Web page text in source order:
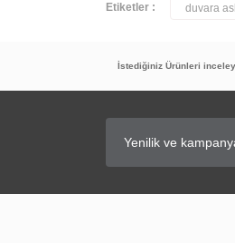
Etiketler : duvara
İstediğiniz Ürünleri